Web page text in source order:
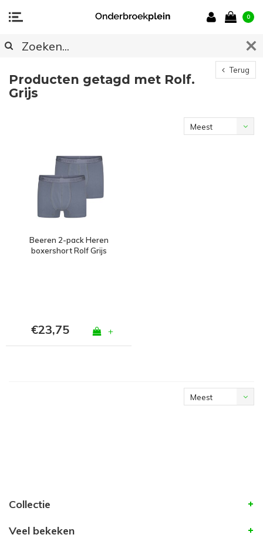
0
Terug
Producten getagd met Rolf.
Grijs
Meest
Beeren 2-pack Heren
boxershort Rolf Grijs
€23,75 +
Meest
Collectie
Veel bekeken